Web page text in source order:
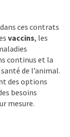
ces contrats
vaccins, les
continus et la
de l’animal.
des options
besoins
mesure.